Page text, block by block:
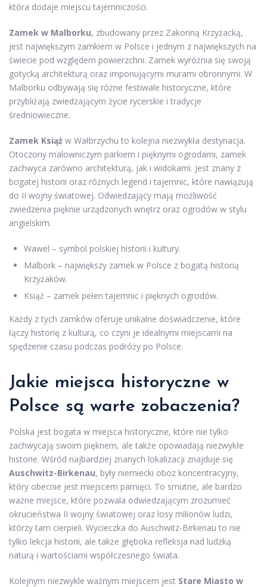
która dodaje miejscu tajemniczości.
Zamek w Malborku, zbudowany przez Zakonną Krzyżacką,
jest największym zamkiem w Polsce i jednym z największych na
świecie pod względem powierzchni. Zamek wyróżnia się swoją
gotycką architekturą oraz imponującymi murami obronnymi. W
Malborku odbywają się różne festiwale historyczne, które
przybliżają zwiedzającym życie rycerskie i tradycje
średniowieczne.
Zamek Książ w Wałbrzychu to kolejna niezwykła destynacja.
Otoczony malowniczym parkiem i pięknymi ogrodami, zamek
zachwyca zarówno architekturą, jak i widokami. Jest znany z
bogatej historii oraz różnych legend i tajemnic, które nawiązują
do II wojny światowej. Odwiedzający mają możliwość
zwiedzenia pięknie urządzonych wnętrz oraz ogrodów w stylu
angielskim.
Wawel – symbol polskiej historii i kultury.
Malbork – największy zamek w Polsce z bogatą historią
Krzyżaków.
Książ – zamek pełen tajemnic i pięknych ogrodów.
Każdy z tych zamków oferuje unikalne doświadczenie, które
łączy historię z kulturą, co czyni je idealnymi miejscami na
spędzenie czasu podczas podróży po Polsce.
Jakie miejsca historyczne w
Polsce są warte zobaczenia?
Polska jest bogata w miejsca historyczne, które nie tylko
zachwycają swoim pięknem, ale także opowiadają niezwykłe
historie. Wśród najbardziej znanych lokalizacji znajduje się
Auschwitz-Birkenau, były niemiecki oboz koncentracyjny,
który obecnie jest miejscem pamięci. To smutne, ale bardzo
ważne miejsce, które pozwala odwiedzającym zrozumieć
okrucieństwa II wojny światowej oraz losy milionów ludzi,
którzy tam cierpieli. Wycieczka do Auschwitz-Birkenau to nie
tylko lekcja historii, ale także głęboka refleksja nad ludzką
naturą i wartościami współczesnego świata.
Kolejnym niezwykle ważnym miejscem jest Stare Miasto w